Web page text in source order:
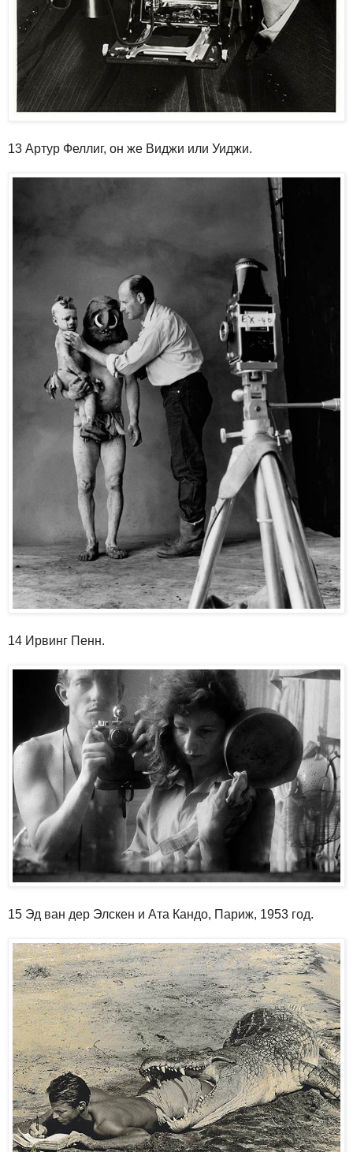
13 Артур Феллиг, он же Виджи или Уиджи.
14 Ирвинг Пенн.
15 Эд ван дер Элскен и Ата Кандо, Париж, 1953 год.